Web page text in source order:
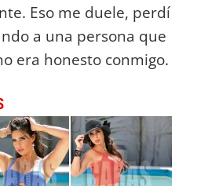
Eso me duele, perdí
a una persona que
era honesto conmigo.